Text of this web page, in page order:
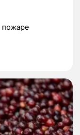
пожаре